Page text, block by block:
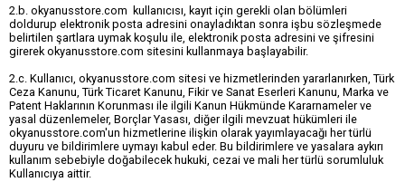
2.b. okyanusstore.com kullanıcısı, kayıt için gerekli olan bölümleri
doldurup elektronik posta adresini onayladıktan sonra işbu sözleşmede
belirtilen şartlara uymak koşulu ile, elektronik posta adresini ve şifresini
girerek okyanusstore.com sitesini kullanmaya başlayabilir.
2.c. Kullanıcı, okyanusstore.com sitesi ve hizmetlerinden yararlanırken, Türk
Ceza Kanunu, Türk Ticaret Kanunu, Fikir ve Sanat Eserleri Kanunu, Marka ve
Patent Haklarının Korunması ile ilgili Kanun Hükmünde Kararnameler ve
yasal düzenlemeler, Borçlar Yasası, diğer ilgili mevzuat hükümleri ile
okyanusstore.com'un hizmetlerine ilişkin olarak yayımlayacağı her türlü
duyuru ve bildirimlere uymayı kabul eder. Bu bildirimlere ve yasalara aykırı
kullanım sebebiyle doğabilecek hukuki, cezai ve mali her türlü sorumluluk
Kullanıcıya aittir.